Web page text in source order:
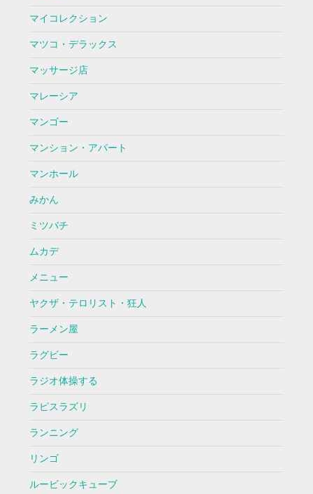
マイコレクション
マツコ・デラックス
マッサージ店
マレーシア
マンゴー
マンション・アパート
マンホール
みかん
ミツバチ
ムカデ
メニュー
ヤクザ・テロリスト・狂人
ラーメン屋
ラグビー
ラジオ体操する
ラピスラズリ
ランニング
リンゴ
ルービックキューブ